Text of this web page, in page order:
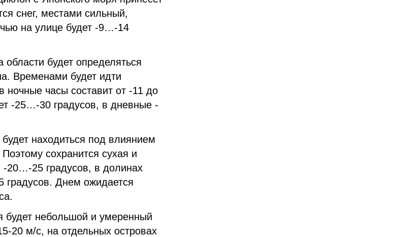
снег, местами сильный,
на улице будет -9…-14
будет определяться
Временами будет идти
ночные часы составит от -11 до
-25…-30 градусов, в дневные -
находиться под влиянием
сохранится сухая и
-20…-25 градусов, в долинах
градусов. Днем ожидается
будет небольшой и умеренный
20 м/с, на отдельных островах